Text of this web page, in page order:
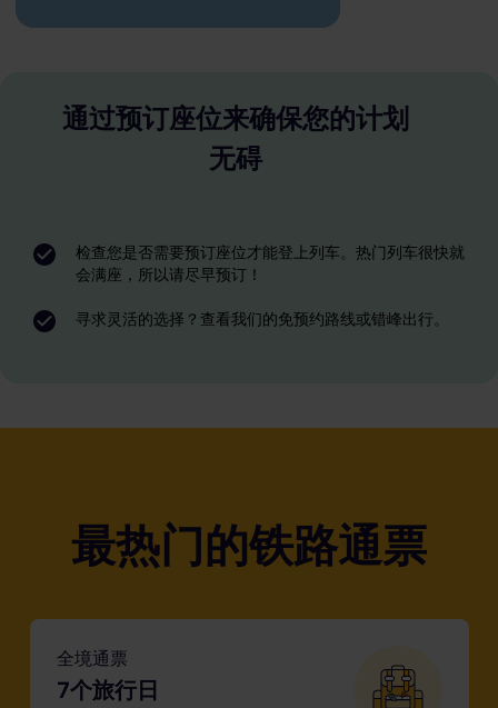
通过预订座位来确保您的计划
无碍
检查您是否需要预订座位才能登上列车。热门列车很快就
会满座，所以请尽早预订！
寻求灵活的选择？查看我们的免预约路线或错峰出行。
最热门的铁路通票
全境通票
7个旅行日